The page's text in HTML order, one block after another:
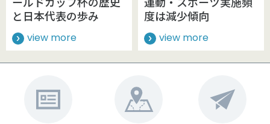
と日本代表の歩み
view more
度は減少傾向
view more